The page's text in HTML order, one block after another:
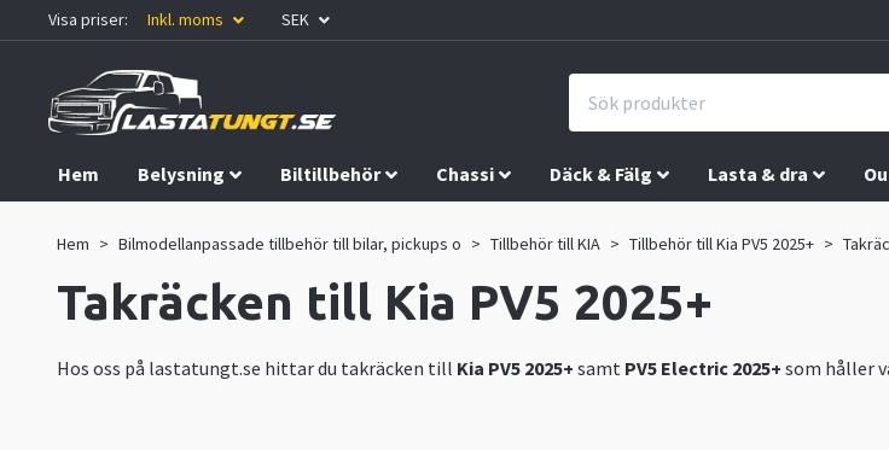
Visa priser: Inkl. moms SEK
Hem Belysning Biltillbehör Chassi Däck & Fälg Lasta & dra
Hem Bilmodellanpassade tillbehör till bilar, pickups o Tillbehör till KIA Tillbehör till Kia PV5 2025+
Takräcken till Kia PV5 2025+
Hos oss på lastatungt.se hittar du takräcken till Kia PV5 2025+ samt PV5 Electric 2025+ som håller